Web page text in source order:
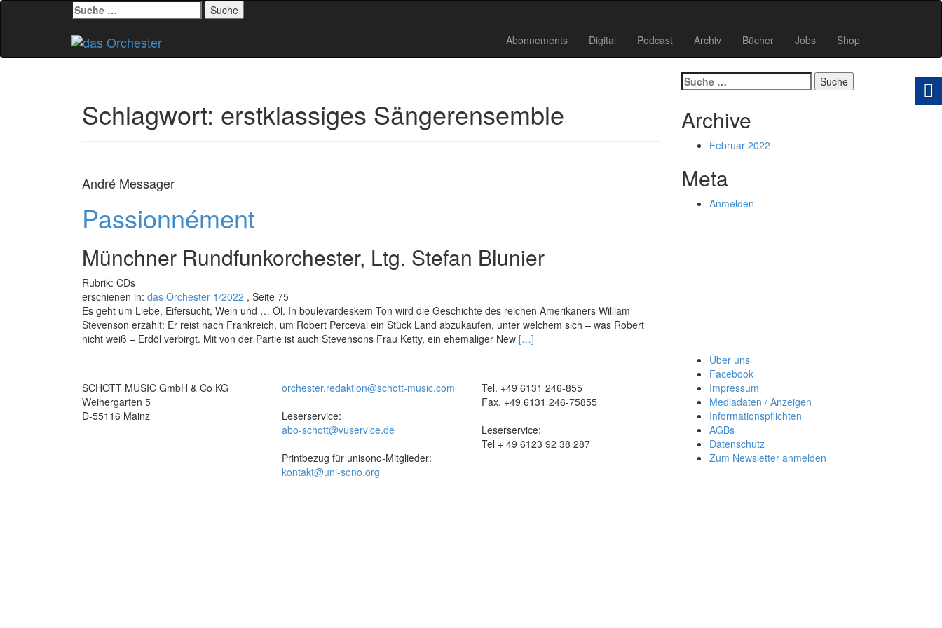
Suche
nach:
springen
Abonnements Digital Podcast Archiv Bücher Jobs Shop
Schlagwort: erstklassiges Sängerensemble
André Messager
Passionnément
Münchner Rundfunkorchester, Ltg. Stefan Blunier
Rubrik: CDs
erschienen in: das Orchester 1/2022 , Seite 75
Es geht um Liebe, Eifersucht, Wein und … Öl. In boulevardeskem Ton wird die Geschichte des reichen Amerikaners William
Stevenson erzählt: Er reist nach Frankreich, um Robert Perceval ein Stück Land abzukaufen, unter welchem sich – was Robert
nicht weiß – Erdöl verbirgt. Mit von der Partie ist auch Stevensons Frau Ketty, ein ehemaliger New Read
[…]
Suche
nach:
Archive
Februar 2022
Meta
Anmelden
SCHOTT MUSIC GmbH & Co KG
Weihergarten 5
D-55116 Mainz
orchester.redaktion@schott-music.com
Leserservice:
abo-schott@vuservice.de
Printbezug für unisono-Mitglieder:
kontakt@uni-sono.org
Tel. +49 6131 246-855
Fax. +49 6131 246-75855
Leserservice:
Tel + 49 6123 92 38 287
Über uns
Facebook
Impressum
Mediadaten / Anzeigen
Informationspflichten
AGBs
Datenschutz
Zum Newsletter anmelden